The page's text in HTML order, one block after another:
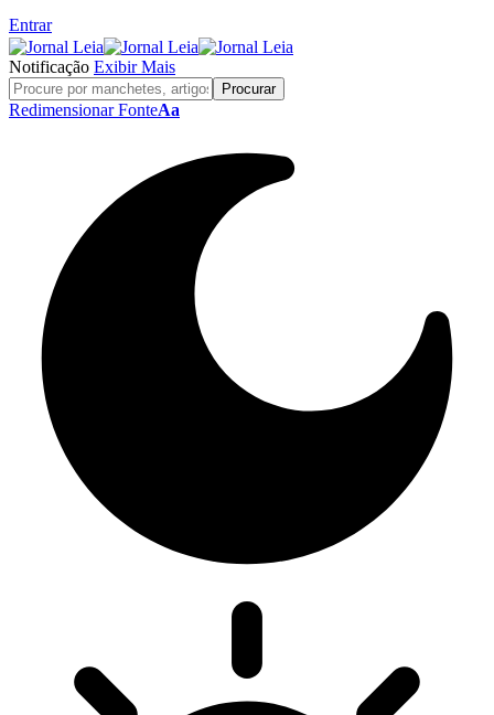
Entrar
Notificação Exibir Mais
Redimensionar FonteAa